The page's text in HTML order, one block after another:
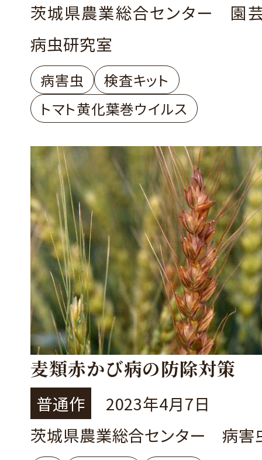
茨城県農業総合センター
病虫研究室
病害虫
検査キット
トマト黄化葉巻ウイルス
麦類赤かび病の防除対策
普通作
2023年4月7日
茨城県農業総合センター 病害